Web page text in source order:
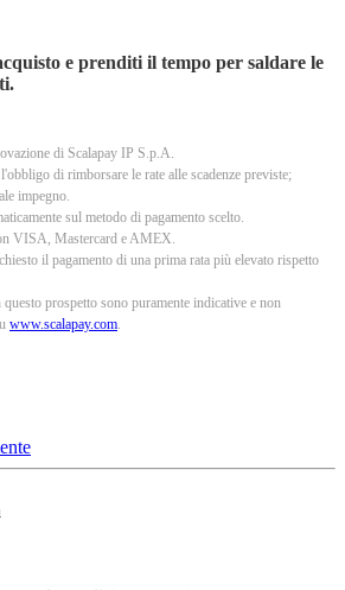
e prenditi il tempo per saldare le
di Scalapay IP S.p.A.
di rimborsare le rate alle scadenze previste;
impegno.
sul metodo di pagamento scelto.
VISA, Mastercard e AMEX.
il pagamento di una prima rata più elevato rispetto
prospetto sono puramente indicative e non
www.scalapay.com.